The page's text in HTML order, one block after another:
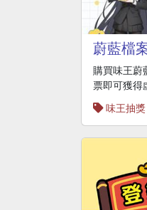
蔚藍檔
具、聯
購買味王蔚
票即可獲得
夾、鐳射票
味王抽獎